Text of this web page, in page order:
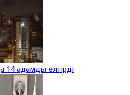
адамды өлтірді